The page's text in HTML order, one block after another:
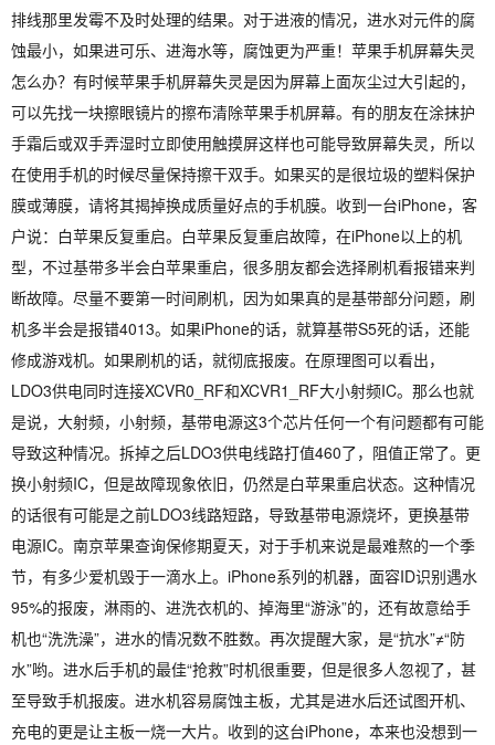
排线那里发霉不及时处理的结果。对于进液的情况，进水对元件的腐
蚀最小，如果进可乐、进海水等，腐蚀更为严重！苹果手机屏幕失灵
怎么办？有时候苹果手机屏幕失灵是因为屏幕上面灰尘过大引起的，
可以先找一块擦眼镜片的擦布清除苹果手机屏幕。有的朋友在涂抹护
手霜后或双手弄湿时立即使用触摸屏这样也可能导致屏幕失灵，所以
在使用手机的时候尽量保持擦干双手。如果买的是很垃圾的塑料保护
膜或薄膜，请将其揭掉换成质量好点的手机膜。收到一台iPhone，客
户说：白苹果反复重启。白苹果反复重启故障，在iPhone以上的机
型，不过基带多半会白苹果重启，很多朋友都会选择刷机看报错来判
断故障。尽量不要第一时间刷机，因为如果真的是基带部分问题，刷
机多半会是报错4013。如果iPhone的话，就算基带S5死的话，还能
修成游戏机。如果刷机的话，就彻底报废。在原理图可以看出，
LDO3供电同时连接XCVR0_RF和XCVR1_RF大小射频IC。那么也就
是说，大射频，小射频，基带电源这3个芯片任何一个有问题都有可能
导致这种情况。拆掉之后LDO3供电线路打值460了，阻值正常了。更
换小射频IC，但是故障现象依旧，仍然是白苹果重启状态。这种情况
的话很有可能是之前LDO3线路短路，导致基带电源烧坏，更换基带
电源IC。南京苹果查询保修期夏天，对于手机来说是最难熬的一个季
节，有多少爱机毁于一滴水上。iPhone系列的机器，面容ID识别遇水
95%的报废，淋雨的、进洗衣机的、掉海里“游泳”的，还有故意给手
机也“洗洗澡”，进水的情况数不胜数。再次提醒大家，是“抗水”≠“防
水”哟。进水后手机的最佳“抢救”时机很重要，但是很多人忽视了，甚
至导致手机报废。进水机容易腐蚀主板，尤其是进水后还试图开机、
充电的更是让主板一烧一大片。收到的这台iPhone，本来也没想到一